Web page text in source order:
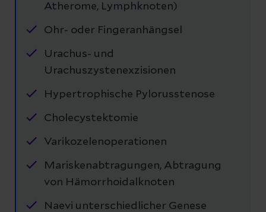
Atherome, Lymphknoten)
Ohr- oder Fingeranhängsel
Urachus- und
Urachuszystenexzisionen
Hypertrophische Pylorusstenose
Cholecystektomie
Varikozelenoperationen
Mariskenabtragungen, Abtragung
von Hämorrhoidalknoten
Naevi unterschiedlicher Genese